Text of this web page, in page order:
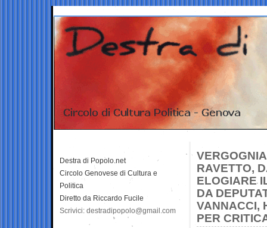
RAVETTO,
ELOGIARE
DA
VANNACCI,
PER
Destra di Popolo.net
Circolo Genovese di Cultura e
Politica
Diretto da Riccardo Fucile
Scrivici: destradipopolo@gmail.com